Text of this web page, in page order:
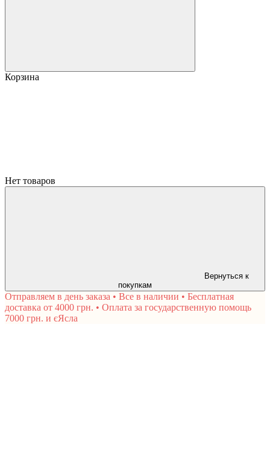
Корзина
Нет товаров
Вернуться к
покупкам
Отправляем в день заказа • Все в наличии • Бесплатная
доставка от 4000 грн. • Оплата за государственную помощь
7000 грн. и єЯсла